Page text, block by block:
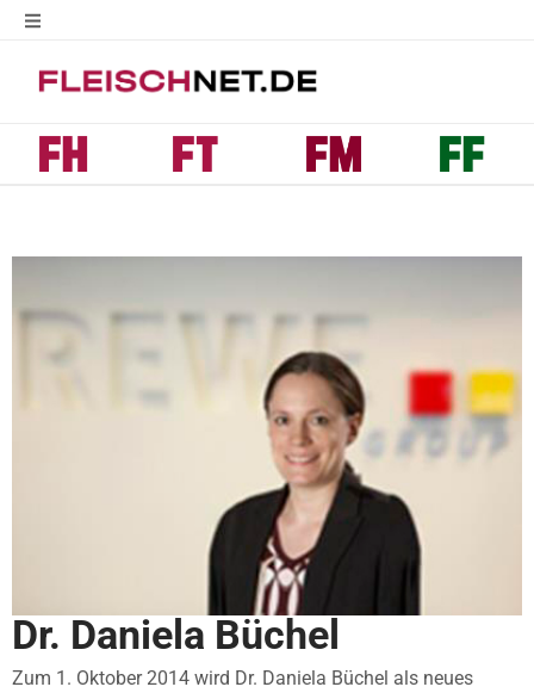
Dr. Daniela Büchel
Zum 1. Oktober 2014 wird Dr. Daniela Büchel als neues